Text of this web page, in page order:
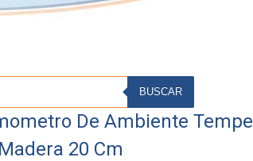
BUSCAR
De Ambiente
20 Cm